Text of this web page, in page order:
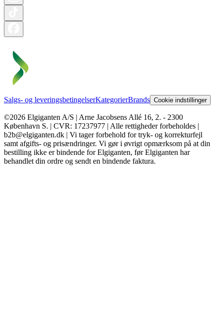
Salgs- og leveringsbetingelserKategorierBrands Cookie indstillinger
©2026 Elgiganten A/S | Arne Jacobsens Allé 16, 2. - 2300
København S. | CVR: 17237977 | Alle rettigheder forbeholdes |
b2b@elgiganten.dk | Vi tager forbehold for tryk- og korrekturfejl
samt afgifts- og prisændringer. Vi gør i øvrigt opmærksom på at din
bestilling ikke er bindende for Elgiganten, før Elgiganten har
behandlet din ordre og sendt en bindende faktura.